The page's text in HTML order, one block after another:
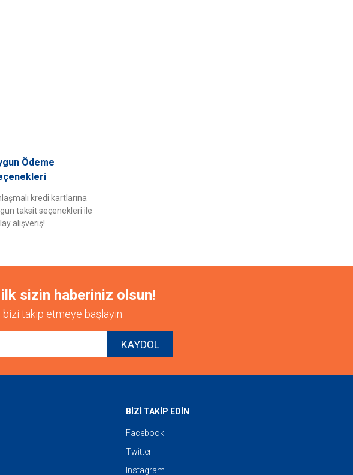
Ödeme
kredi kartlarına
taksit seçenekleri ile
alışveriş!
sizin haberiniz olsun!
takip etmeye başlayın.
KAYDOL
BİZİ TAKİP EDİN
Facebook
Twitter
Instagram